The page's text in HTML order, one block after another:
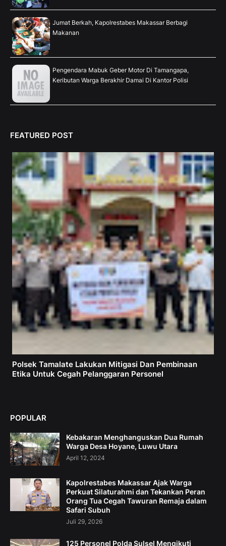
Jumat Berkah, Kapolrestabes Makassar Berbagi
Makanan
Pengendara Mabuk Geber Motor Di Tamangapa,
Keributan Warga Berakhir Damai Di Kantor Polisi
FEATURED POST
Polsek Tamalate Lakukan Mitigasi Dan Pembinaan
Etika Untuk Cegah Pelanggaran Personel
POPULAR
Kebakaran Menghanguskan Dua Rumah
Warga Desa Hoyane, Luwu Utara
April 12, 2024
Kapolrestabes Makassar Ajak Warga
Perkuat Silaturahmi dan Tekankan Peran
Orang Tua Cegah Tawuran Remaja dalam
Safari Subuh
Juli 29, 2026
125 Personel Polda Sulsel Mengikuti